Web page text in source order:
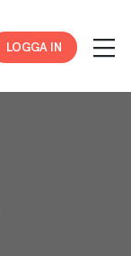
LOGGA IN